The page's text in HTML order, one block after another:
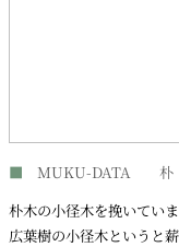
■ MUKU-DATA 朴
朴木の小径木を挽いていま
広葉樹の小径木というと